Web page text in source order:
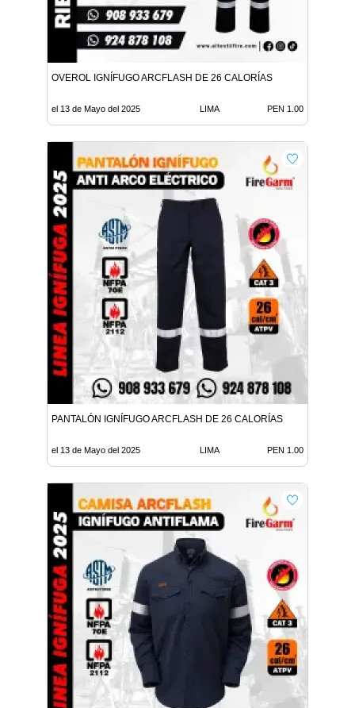
OVEROL IGNÍFUGO ARCFLASH DE 26 CALORÍAS
el 13 de Mayo del 2025 LIMA PEN 1.00
PANTALÓN IGNÍFUGO ARCFLASH DE 26 CALORÍAS
el 13 de Mayo del 2025 LIMA PEN 1.00